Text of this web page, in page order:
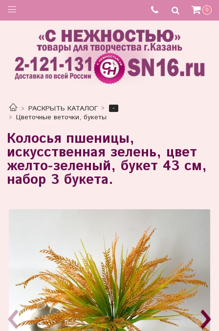
0
РАСКРЫТЬ КАТАЛОГ
-
Цветочные веточки, букеты
Колосья пшеницы,
искусственная зелень, цвет
желто-зеленый, букет 43 см,
набор 3 букета.